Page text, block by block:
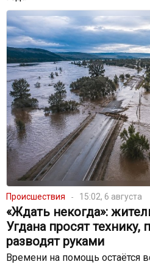
Происшествия 15:02, 6 августа
«Ждать некогда»:
Угдана просят технику,
разводят руками
Времени на помощь остаётся